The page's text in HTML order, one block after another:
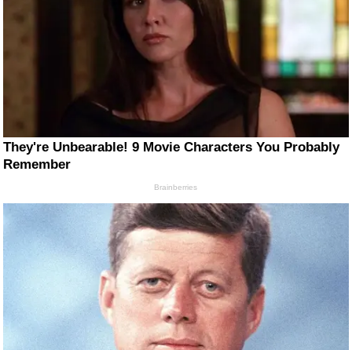
They're Unbearable! 9 Movie Characters You Probably
Remember
Brainberries